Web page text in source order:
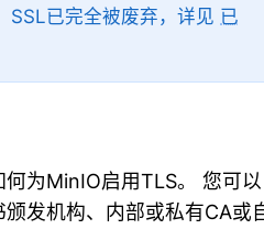
SSL已完全被废弃，详见 已
何为MinIO启用TLS。 您可以
发机构、内部或私有CA或